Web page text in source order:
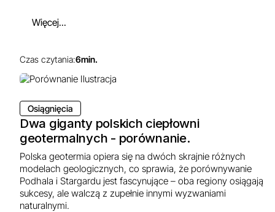
Więcej...
Czas czytania:6min.
Osiągnięcia
Dwa giganty polskich ciepłowni
geotermalnych - porównanie.
Polska geotermia opiera się na dwóch skrajnie różnych
modelach geologicznych, co sprawia, że porównywanie
Podhala i Stargardu jest fascynujące – oba regiony osiągają
sukcesy, ale walczą z zupełnie innymi wyzwaniami
naturalnymi.